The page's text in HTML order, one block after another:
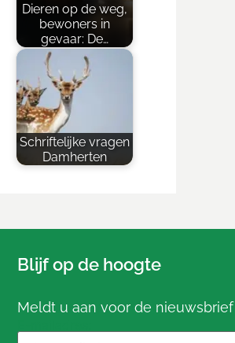
Dieren op de weg,
bewoners in
gevaar: De…
Schriftelijke vragen
Damherten
Blijf op de hoogte
Meldt u aan voor de nieuwsbrief